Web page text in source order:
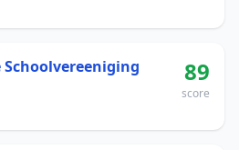
89
score